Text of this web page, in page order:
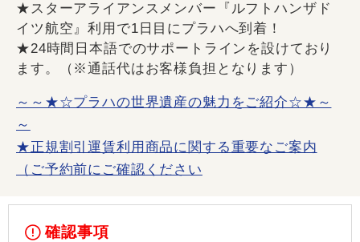
★スターアライアンスメンバー『ルフトハンザド
イツ航空』利用で1日目にプラハへ到着！
★24時間日本語でのサポートラインを設けており
ます。（※通話代はお客様負担となります）
～～★☆プラハの世界遺産の魅力をご紹介☆★～
～
★正規割引運賃利用商品に関する重要なご案内
（ご予約前にご確認ください
確認事項